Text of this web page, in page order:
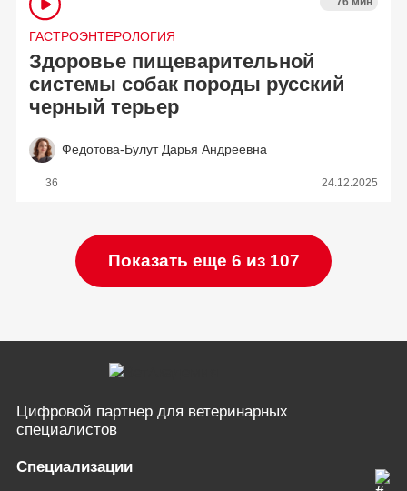
ГАСТРОЭНТЕРОЛОГИЯ
Здоровье пищеварительной
системы собак породы русский
черный терьер
Федотова-Булут Дарья Андреевна
36 24.12.2025
Показать еще 6 из 107
Цифровой партнер для ветеринарных
специалистов
Специализации